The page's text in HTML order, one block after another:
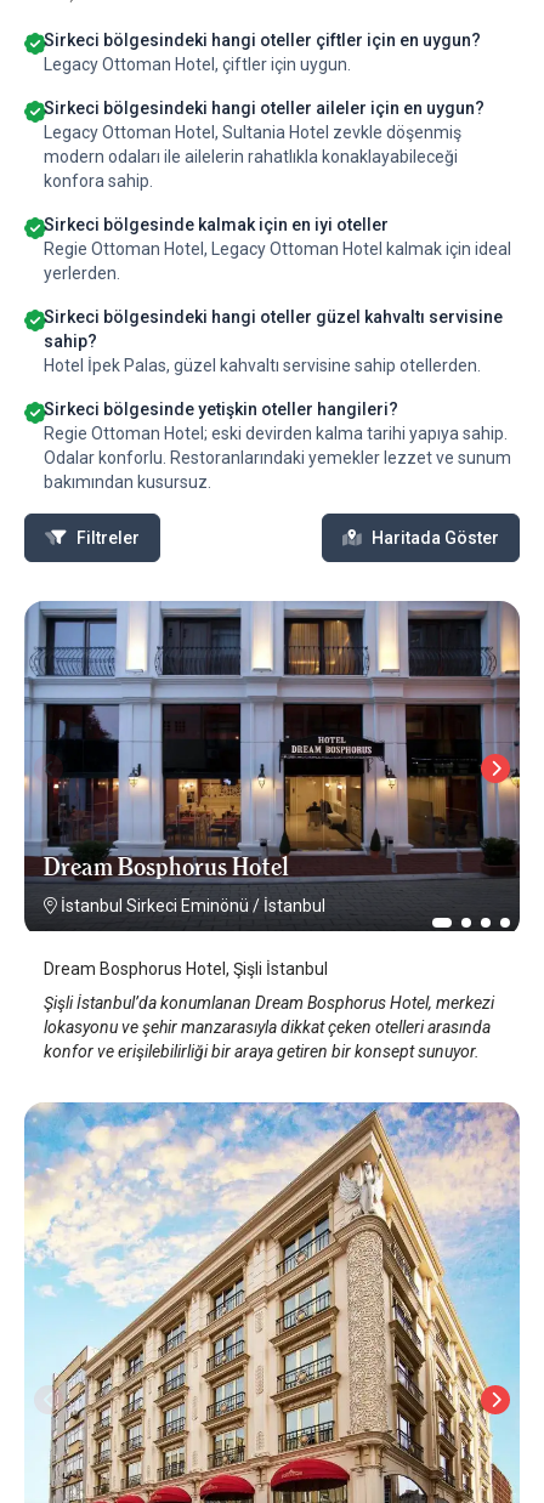
Sirkeci bölgesindeki hangi oteller çiftler için en uygun?
Legacy Ottoman Hotel, çiftler için uygun.
Sirkeci bölgesindeki hangi oteller aileler için en uygun?
Legacy Ottoman Hotel, Sultania Hotel zevkle döşenmiş
modern odaları ile ailelerin rahatlıkla konaklayabileceği
konfora sahip.
Sirkeci bölgesinde kalmak için en iyi oteller
Regie Ottoman Hotel, Legacy Ottoman Hotel kalmak için ideal
yerlerden.
Sirkeci bölgesindeki hangi oteller güzel kahvaltı servisine
sahip?
Hotel İpek Palas, güzel kahvaltı servisine sahip otellerden.
Sirkeci bölgesinde yetişkin oteller hangileri?
Regie Ottoman Hotel; eski devirden kalma tarihi yapıya sahip.
Odalar konforlu. Restoranlarındaki yemekler lezzet ve sunum
bakımından kusursuz.
Filtreler Haritada Göster
Dream Bosphorus Hotel
İstanbul Sirkeci Eminönü / İstanbul
Dream Bosphorus Hotel, Şişli İstanbul
Şişli İstanbul’da konumlanan Dream Bosphorus Hotel, merkezi
lokasyonu ve şehir manzarasıyla dikkat çeken otelleri arasında
konfor ve erişilebilirliği bir araya getiren bir konsept sunuyor.